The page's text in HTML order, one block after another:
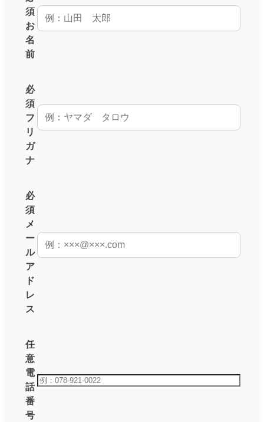
須
お
名
前
必
須
フ
リ
ガ
ナ
必
須
メ
ー
ル
ア
ド
レ
ス
任
意
電
話
番
号